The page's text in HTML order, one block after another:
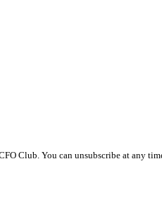
Club. You can unsubscribe at any